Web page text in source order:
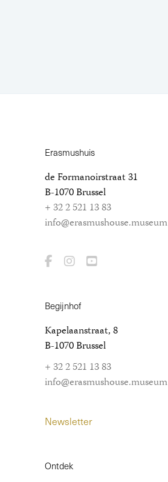
Erasmushuis
de Formanoirstraat 31
B-1070 Brussel
+ 32 2 521 13 83
info@erasmushouse.museum
Begijnhof
Kapelaanstraat, 8
B-1070 Brussel
+ 32 2 521 13 83
info@erasmushouse.museum
Newsletter
Ontdek